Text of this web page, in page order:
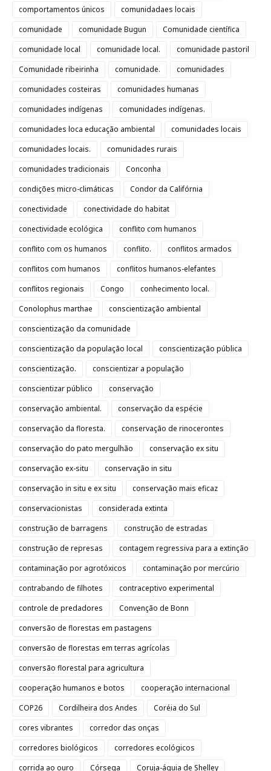
comportamentos únicos
comunidadaes locais
comunidade
comunidade Bugun
Comunidade científica
comunidade local
comunidade local.
comunidade pastoril
Comunidade ribeirinha
comunidade.
comunidades
comunidades costeiras
comunidades humanas
comunidades indígenas
comunidades indígenas.
comunidades loca educação ambiental
comunidades locais
comunidades locais.
comunidades rurais
comunidades tradicionais
Conconha
condições micro-climáticas
Condor da Califórnia
conectividade
conectividade do habitat
conectividade ecológica
conflito com humanos
conflito com os humanos
conflito.
conflitos armados
conflitos com humanos
conflitos humanos-elefantes
conflitos regionais
Congo
conhecimento local.
Conolophus marthae
conscientização ambiental
conscientização da comunidade
conscientização da população local
conscientização pública
conscientização.
conscientizar a população
conscientizar público
conservação
conservação ambiental.
conservação da espécie
conservação da floresta.
conservação de rinocerontes
conservação do pato mergulhão
conservação ex situ
conservação ex-situ
conservação in situ
conservação in situ e ex situ
conservação mais eficaz
conservacionistas
considerada extinta
construção de barragens
construção de estradas
construção de represas
contagem regressiva para a extinção
contaminação por agrotóxicos
contaminação por mercúrio
contrabando de filhotes
contraceptivo experimental
controle de predadores
Convenção de Bonn
conversão de florestas em pastagens
conversão de florestas em terras agrícolas
conversão florestal para agricultura
cooperação humanos e botos
cooperação internacional
COP26
Cordilheira dos Andes
Coréia do Sul
cores vibrantes
corredor das onças
corredores biológicos
corredores ecológicos
corrida ao ouro
Córsega Coruja-águia de Shelley